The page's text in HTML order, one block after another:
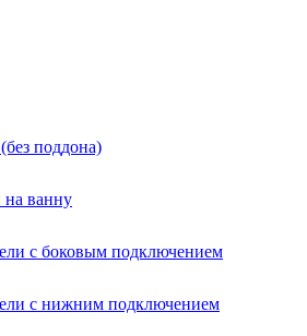
поддона)
ванну
с боковым подключением
с нижним подключением